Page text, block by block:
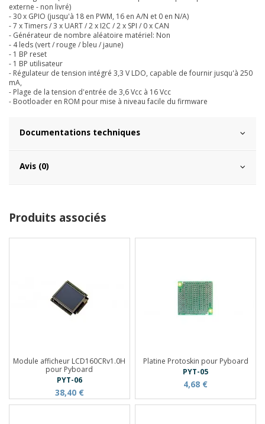
externe - non livré)
- 30 x GPIO (jusqu'à 18 en PWM, 16 en A/N et 0 en N/A)
- 7 x Timers / 3 x UART / 2 x I2C / 2 x SPI / 0 x CAN
- Générateur de nombre aléatoire matériel: Non
- 4 leds (vert / rouge / bleu / jaune)
- 1 BP reset
- 1 BP utilisateur
- Régulateur de tension intégré 3,3 V LDO, capable de fournir jusqu'à 250
mA,
- Plage de la tension d'entrée de 3,6 Vcc à 16 Vcc
- Bootloader en ROM pour mise à niveau facile du firmware
Documentations techniques
Avis (0)
Produits associés
Module afficheur LCD160CRv1.0H
pour Pyboard
PYT-06
38,40 €
Platine Protoskin pour Pyboard
PYT-05
4,68 €